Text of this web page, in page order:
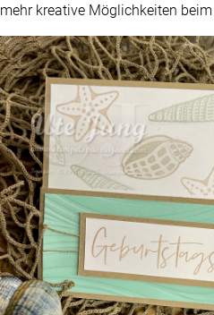
mehr kreative Möglichkeiten beim